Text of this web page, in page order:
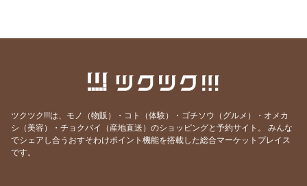
自家製味噌を仕込みました【担当：井上】
2022/12/05 12月の運勢
2022/12/01 メタトロン体験をしました（担当：井上）
ツクツク!!!は、モノ（物販）・コト（体験）・ゴチソウ（グルメ）・オメカ
シ（美容）・チョクバイ（産地直送）のショッピングと予約サイト。
みんな
でシェアし合うおすそわけポイント機能を搭載した総合マーケットプレイス
です。